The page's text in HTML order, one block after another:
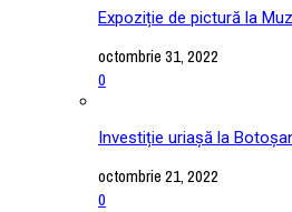
Expoziție de pictură la
octombrie 31, 2022
0
Investiție uriașă la
octombrie 21, 2022
0